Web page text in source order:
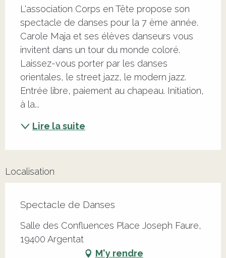
L'association Corps en Tête propose son
spectacle de danses pour la 7 ème année.
Carole Maja et ses élèves danseurs vous
invitent dans un tour du monde coloré.
Laissez-vous porter par les danses
orientales, le street jazz, le modern jazz.
Entrée libre, paiement au chapeau. Initiation,
à la...
Lire la suite
Localisation
Spectacle de Danses
Salle des Confluences Place Joseph Faure,
19400 Argentat
M'y rendre